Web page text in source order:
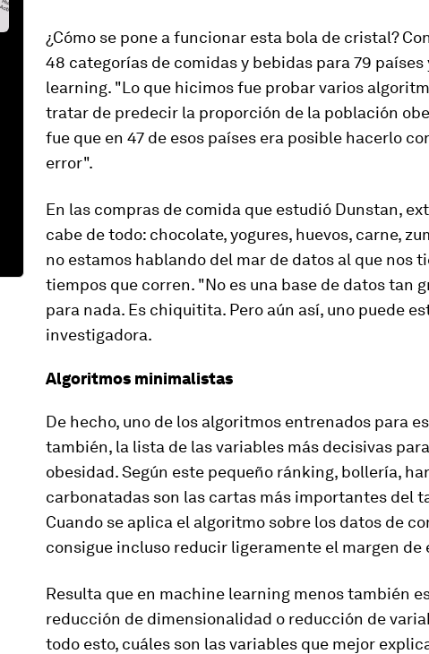
¿Cómo se pone a funcionar esta bola de cristal?
48 categorías de comidas y bebidas para 79 países
learning. "Lo que hicimos fue probar varios
tratar de predecir la proporción de la población
fue que en 47 de esos países era posible hacerlo
error".
En las compras de comida que estudió Dunstan,
cabe de todo: chocolate, yogures, huevos, carne,
no estamos hablando del mar de datos al que nos
tiempos que corren. "No es una base de datos tan
para nada. Es chiquitita. Pero aún así, uno puede
investigadora.
Algoritmos minimalistas
De hecho, uno de los algoritmos entrenados para
también, la lista de las variables más decisivas
obesidad. Según este pequeño ránking, bollería,
carbonatadas son las cartas más importantes del
Cuando se aplica el algoritmo sobre los datos de
consigue incluso reducir ligeramente el margen de
Resulta que en machine learning menos también
reducción de dimensionalidad o reducción de
todo esto, cuáles son las variables que mejor